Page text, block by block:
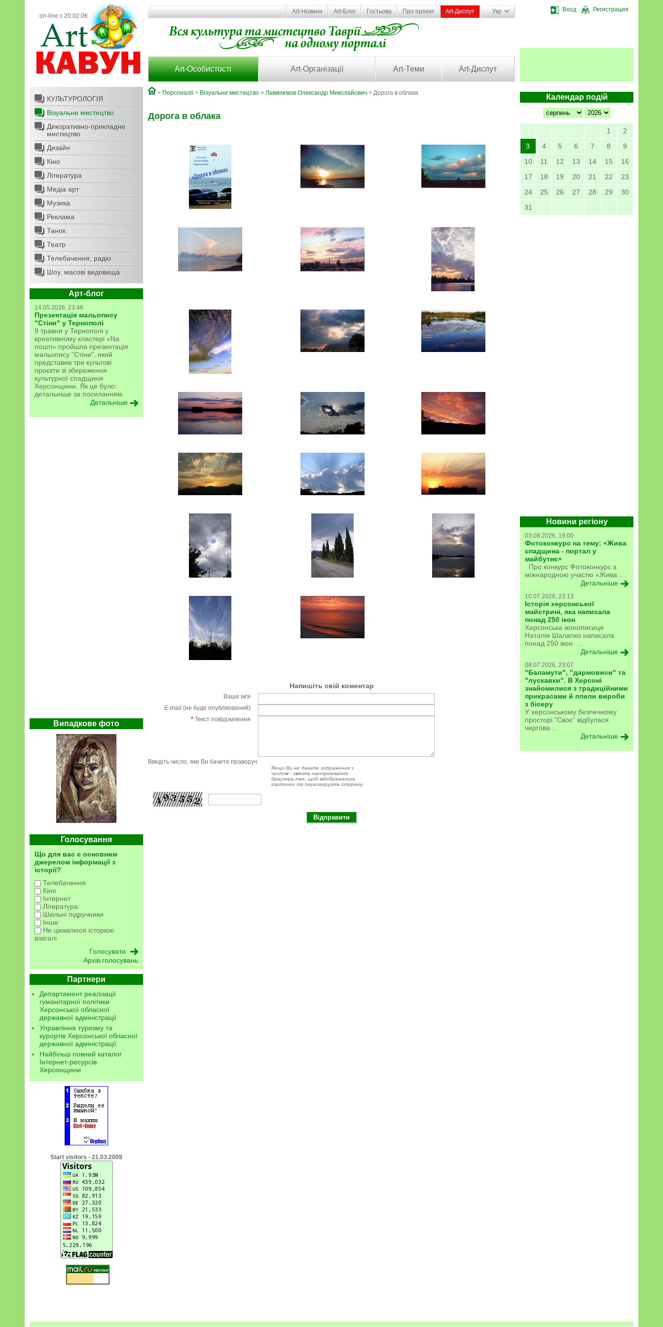
on-line с 20.02.06
Вход Регистрация
Art-Новини Art-Блог Гостьова Про проект Art-Диспут Укр
Art-Особистості Art-Організації Art-Теми Art-Диспут
КУЛЬТУРОЛОГІЯ
Візуальне мистецтво
Декоративно-прикладне
мистецтво
Дизайн
Кіно
Література
Медіа арт
Музика
Реклама
Танок
Театр
Телебачення, радіо
Шоу, масові видовища
Арт-блог
14.05.2026, 23:46
Презентація мальопису
"Стіни" у Тернополі
9 травня у Тернополі у
креативному кластері «Na
пошті» пройшла презентація
мальопису "Стіни", який
представив три культові
проєкти зі збереження
культурної спадщини
Херсонщини. Як це було:
детальніше за посиланням.
Детальніше
Випадкове фото
Голосування
Що для вас є основним
джерелом інформації з
історії?
Телебачення
Кіно
Інтернет
Література
Шкільні підручники
Інше
Не цікавлюся історією
взагалі
Архів голосувань
Партнери
Департамент реалізації
гуманітарної політики
Херсонської обласної
державної адміністрації
Управління туризму та
курортів Херсонської обласної
державної адміністрації
Найбільш повний каталог
Інтернет-ресурсів
Херсонщини
Start visitors - 21.03.2009
Календар подій
1
2
3
4 5 6 7 8
9
10
11 12 13 14 15
16
17
18 19 20 21 22
23
24
25 26 27 28 29
30
31
Новини регіону
03.08.2026, 19:00
Фотоконкурс на тему: «Жива
спадщина - портал у
майбутнє»
Про конкурс Фотоконкурс з
міжнародною участю «Жива ...
Детальніше
10.07.2026, 23:13
Історія херсонської
майстрині, яка написала
понад 250 ікон
Херсонська іконописиця
Наталія Шалапко написала
понад 250 ікон. ...
Детальніше
08.07.2026, 23:07
"Баламути", "дармовиси" та
"лускавки". В Херсоні
знайомилися з традиційними
прикрасами й плели вироби
з бісеру
У херсонському безпечному
просторі “Своє” відбулася
чергова ...
Детальніше
> Персоналії> Візуальне мистецтво > Лавинюков Олександр Миколайович > Дорога в облака
Дорога в облака
Напишіть свій коментар
Ваше ім'я
E-mail (не буде опублікований)
* Текст повідомлення
Введіть число, яке Ви бачите праворуч
Якщо Ви не бачите зображення з
числом - змініть настроювання
браузера так, щоб відображались
картинки та перезагрузіть сторінку.